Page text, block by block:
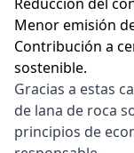
Menor emisión
Contribución a
sostenible.
Gracias a estas
de lana de roca
principios de